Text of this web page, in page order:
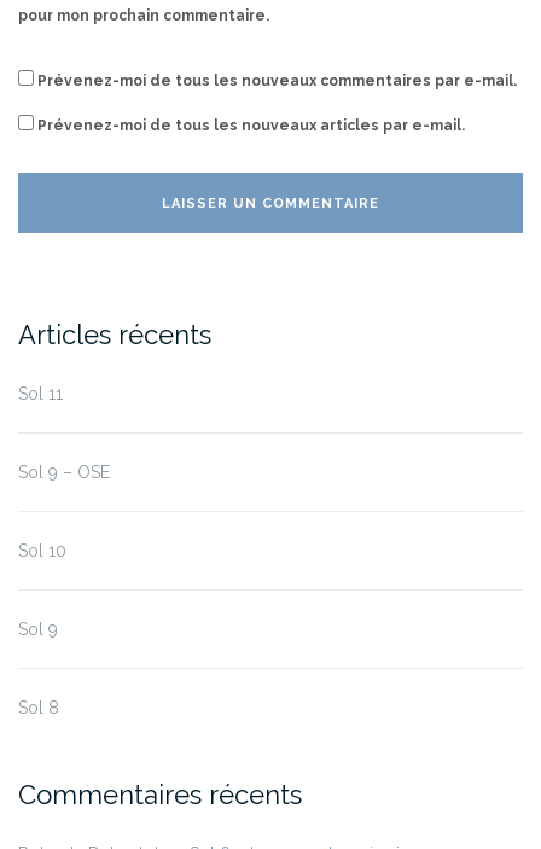
pour mon prochain commentaire.
Prévenez-moi de tous les nouveaux commentaires par e-mail.
Prévenez-moi de tous les nouveaux articles par e-mail.
Articles récents
Sol 11
Sol 9 – OSE
Sol 10
Sol 9
Sol 8
Commentaires récents